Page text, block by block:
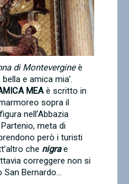
di Montevergineè
e amica mia’.
MEA è scritto in
sopra il
nell’Abbazia
meta di
però i turisti
che nigrae
correggere non si
Bernardo...